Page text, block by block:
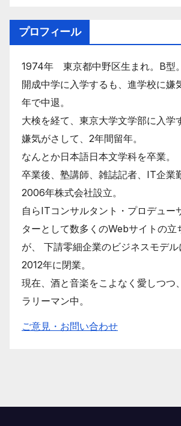
プロフィール
1974年 東京都中野区生まれ。B型。
開成中学に入学するも、進学校に嫌
年で中退。
大検を経て、東京大学文学部に入学
嫌気がさして、2年間留年。
なんとか日本語日本文学科を卒業。
卒業後、塾講師、雑誌記者、IT企業
2006年株式会社設立。
自らITコンサルタント・プロデュー
ターとして数多くのWebサイトの立
が、 下請零細企業のビジネスモデル
2012年に閉業。
現在、酒と音楽をこよなく愛しつつ
ラリーマン中。
ご意見・お問い合わせ